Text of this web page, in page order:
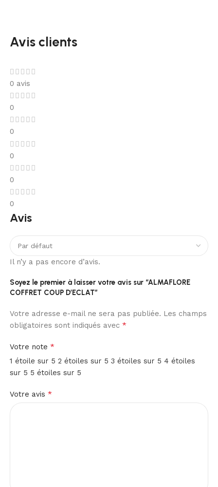
Avis clients
0 avis
0
0
0
0
0
Avis
Il n’y a pas encore d’avis.
Soyez le premier à laisser votre avis sur “ALMAFLORE
COFFRET COUP D’ECLAT”
Votre adresse e-mail ne sera pas publiée. Les champs
obligatoires sont indiqués avec *
Votre note *
1 étoile sur 5 2 étoiles sur 5 3 étoiles sur 5 4 étoiles
sur 5 5 étoiles sur 5
Votre avis *